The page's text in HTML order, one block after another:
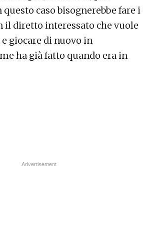
caso bisognerebbe fare i
il diretto interessato che vuole
giocare di nuovo in
ha già fatto quando era in